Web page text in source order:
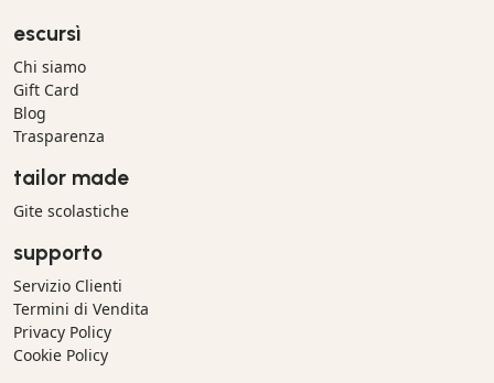
escursì
Chi siamo
Gift Card
Blog
Trasparenza
tailor made
Gite scolastiche
supporto
Servizio Clienti
Termini di Vendita
Privacy Policy
Cookie Policy